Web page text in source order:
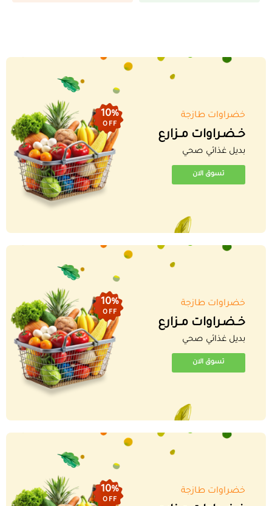
10%
OFF
خضراوات طازجة
خــضـراوات مــزارع
بديل غذائي صحي
تسوق الان
10%
OFF
خضراوات طازجة
خــضـراوات مــزارع
بديل غذائي صحي
تسوق الان
10%
OFF
خضراوات طازجة